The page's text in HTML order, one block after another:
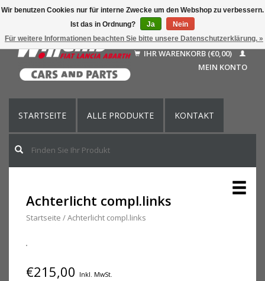
Nederlands
Français
English (US)
IHR WARENKORB (€0,00)
MEIN KONTO
STARTSEITE ALLE PRODUKTE KONTAKT
Achterlicht compl.links
Startseite /Achterlicht compl.links
€215,00 Inkl. MwSt.
Wir benutzen Cookies nur für interne Zwecke um den Webshop zu verbessern.
Ist das in Ordnung?
Ja
Nein
Für weitere Informationen beachten Sie bitte unsere Datenschutzerklärung. »